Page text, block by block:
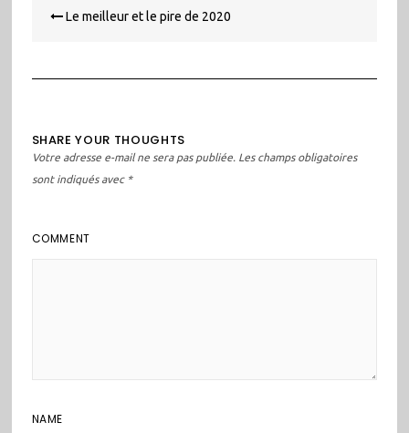
de Le meilleur et le pire de 2020
SHARE YOUR THOUGHTS
Votre adresse e-mail ne sera pas publiée. Les champs obligatoires
sont indiqués avec *
COMMENT
NAME